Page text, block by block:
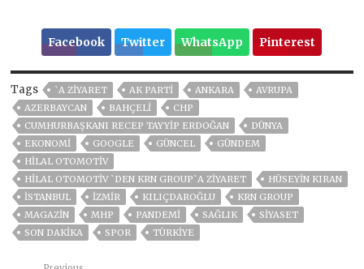
Facebook Twitter WhatsApp Pinterest
Tags `A ZIYARET AK PARTİ ANKARA
AVRUPA
AZERBAYCAN
BAHÇELİ
CHP
CUMHURBAŞKANI RECEP TAYYIP ERDOĞAN
DÜNYA
EKONOMİ
GOOGLE GÜNCEL
GÜNDEM
HILAL OTOMOTIV
HILAL OTOMOTIV `DEN KRN GROUP`A ZIYARET
HÜSEYIN KIRAN
ISTANBUL
İZMIR KILIÇDAROĞLU
KRN GROUP
MAGAZİN
MHP PANDEMİ SAĞLIK
SİYASET
SON DAKIKA
SPOR TÜRKİYE